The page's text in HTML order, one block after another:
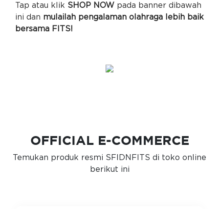
Tap atau klik SHOP NOW pada banner dibawah
ini dan mulailah pengalaman olahraga lebih baik
bersama FITS!
OFFICIAL E-COMMERCE
Temukan produk resmi SFIDNFITS di toko online
berikut ini